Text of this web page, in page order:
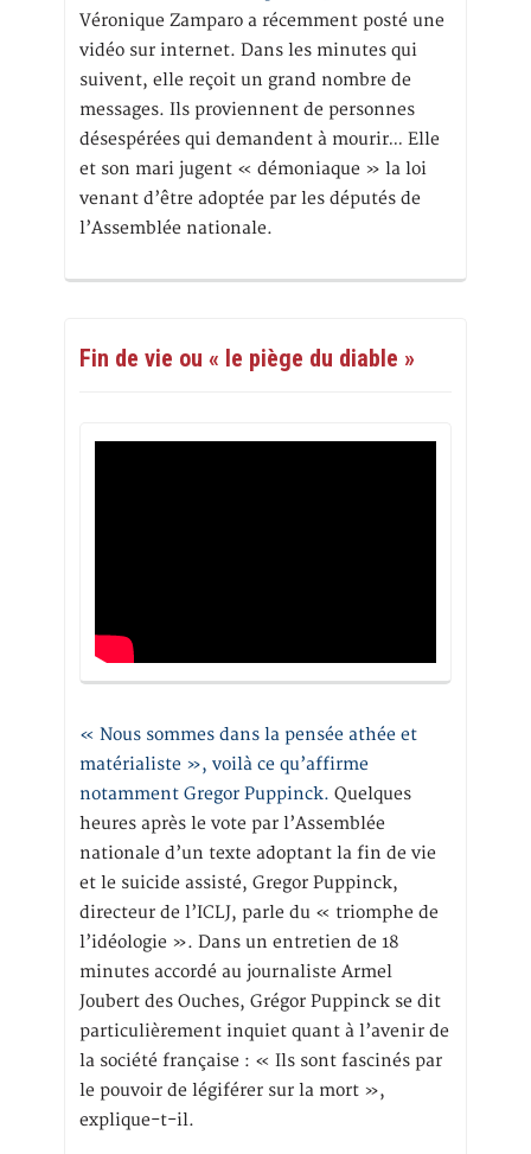
Véronique Zamparo a récemment posté une
vidéo sur internet. Dans les minutes qui
suivent, elle reçoit un grand nombre de
messages. Ils proviennent de personnes
désespérées qui demandent à mourir… Elle
et son mari jugent « démoniaque » la loi
venant d’être adoptée par les députés de
l’Assemblée nationale.
Fin de vie ou « le piège du diable »
« Nous sommes dans la pensée athée et
matérialiste », voilà ce qu’affirme
notamment Gregor Puppinck. Quelques
heures après le vote par l’Assemblée
nationale d’un texte adoptant la fin de vie
et le suicide assisté, Gregor Puppinck,
directeur de l’ICLJ, parle du « triomphe de
l’idéologie ». Dans un entretien de 18
minutes accordé au journaliste Armel
Joubert des Ouches, Grégor Puppinck se dit
particulièrement inquiet quant à l’avenir de
la société française : « Ils sont fascinés par
le pouvoir de légiférer sur la mort »,
explique-t-il.